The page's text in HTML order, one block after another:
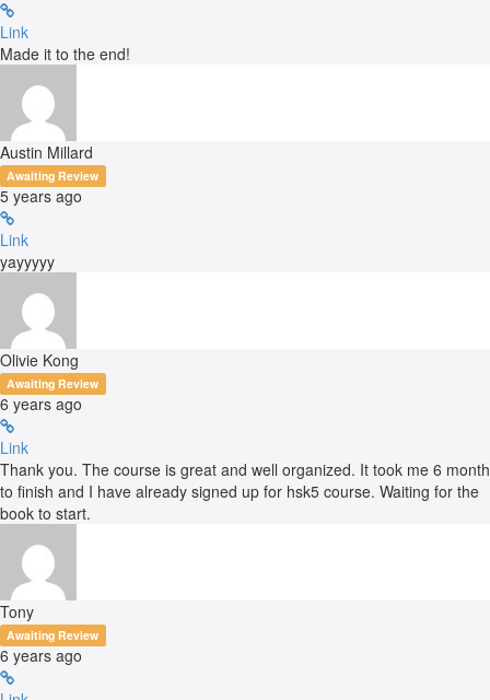
Link
Made it to the end!
Austin Millard
Awaiting Review
5 years ago
Link
yayyyyy
Olivie Kong
Awaiting Review
6 years ago
Link
Thank you. The course is great and well organized. It took me 6 month
to finish and I have already signed up for hsk5 course. Waiting for the
book to start.
Tony
Awaiting Review
6 years ago